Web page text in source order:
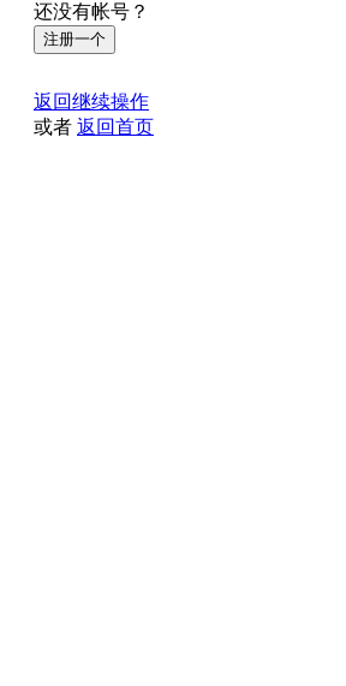
还没有帐号？
注册一个
返回继续操作
或者 返回首页